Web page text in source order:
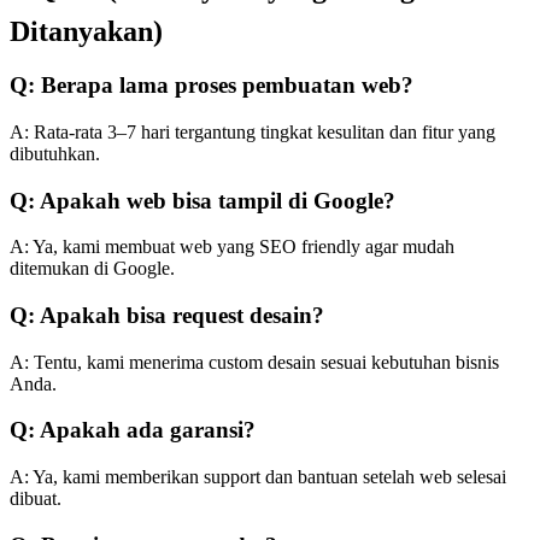
Ditanyakan)
Q: Berapa lama proses pembuatan web?
A: Rata-rata 3–7 hari tergantung tingkat kesulitan dan fitur yang
dibutuhkan.
Q: Apakah web bisa tampil di Google?
A: Ya, kami membuat web yang SEO friendly agar mudah
ditemukan di Google.
Q: Apakah bisa request desain?
A: Tentu, kami menerima custom desain sesuai kebutuhan bisnis
Anda.
Q: Apakah ada garansi?
A: Ya, kami memberikan support dan bantuan setelah web selesai
dibuat.